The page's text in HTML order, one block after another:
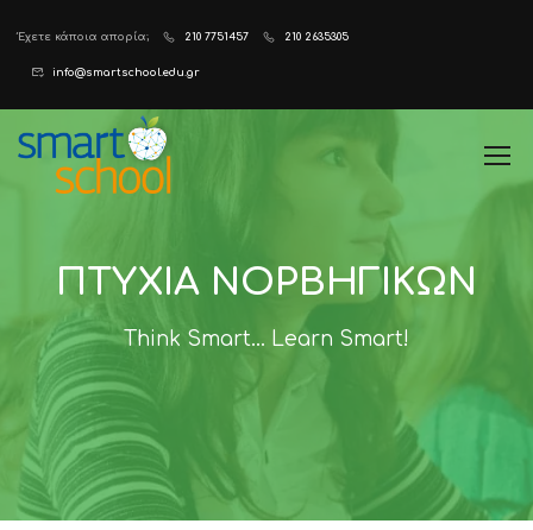
Έχετε κάποια απορία; 210 7751457 210 2635305
info@smartschool.edu.gr
ΠΤΥΧΊΑ ΝΟΡΒΗΓΙΚΏΝ
Think Smart... Learn Smart!